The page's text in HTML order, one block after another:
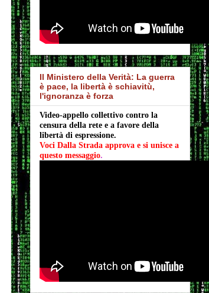
Il Ministero della Verità: La guerra
è pace, la libertà è schiavitù,
l'ignoranza è forza
Video-appello collettivo contro la
censura della rete e a favore della
libertà di espressione.
Voci Dalla Strada approva e si unisce a
questo messaggio.